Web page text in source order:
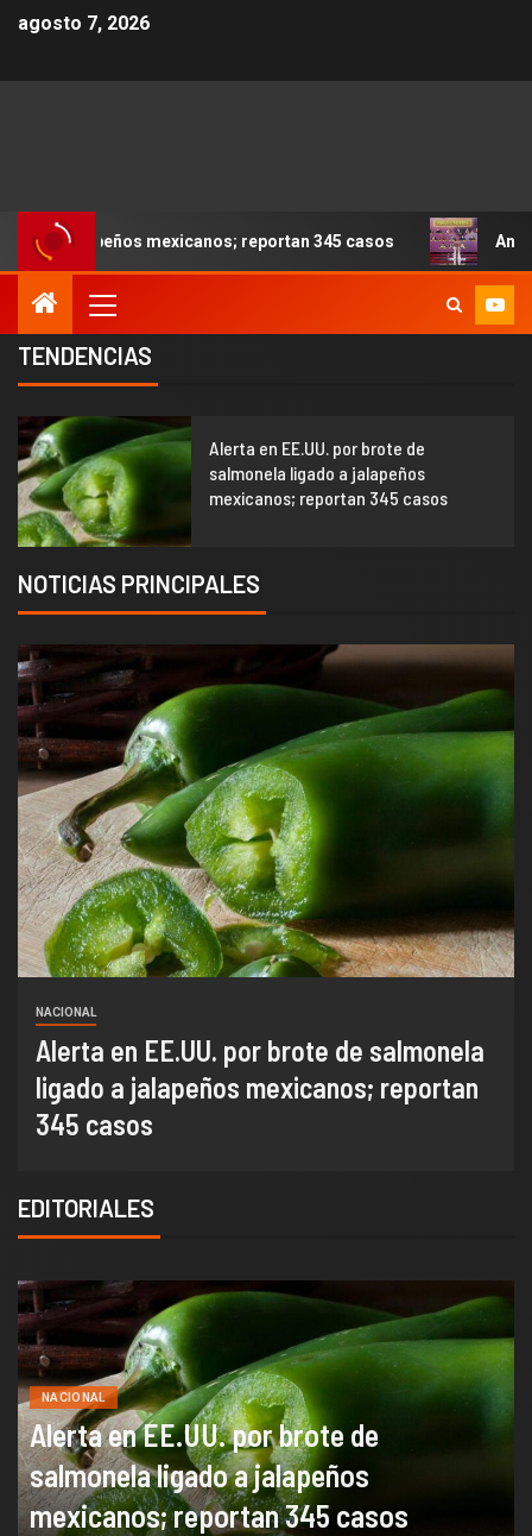
agosto 7, 2026
reportan 345 casos Anoche se dieron a
TENDENCIAS
1
Alerta en EE.UU. por brote de
salmonela ligado a jalapeños
mexicanos; reportan 345 casos
NOTICIAS PRINCIPALES
ESPECTACULOS
Anoche se dieron a conocer los
nominados de La Casa de los Famosos
México 2026 en la segunda semana
EDITORIALES
NACIONAL
Alerta en EE.UU. por brote de
salmonela ligado a jalapeños
mexicanos; reportan 345 casos